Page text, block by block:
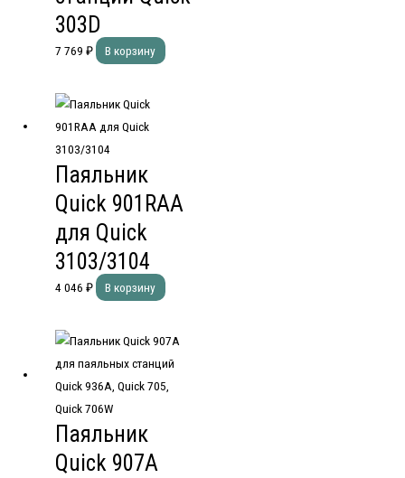
303D
7 769₽ В корзину
Паяльник
Quick 901RAA
для Quick
3103/3104
4 046₽ В корзину
Паяльник
Quick 907A